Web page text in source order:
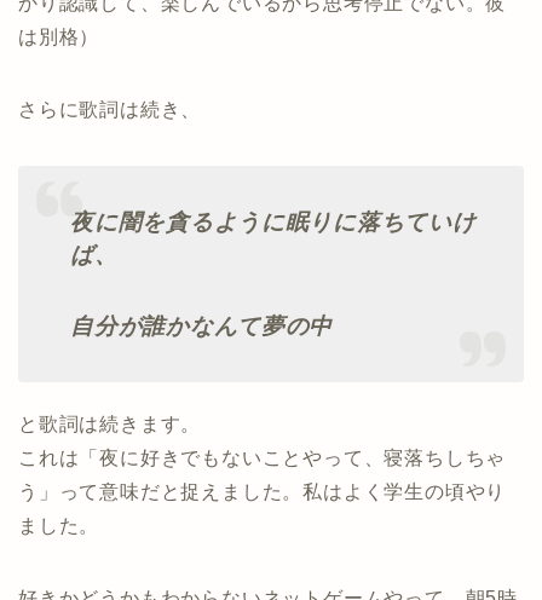
は別格）
さらに歌詞は続き、
夜に闇を貪るように眠りに落ちていけ
ば、
自分が誰かなんて夢の中
と歌詞は続きます。
これは「夜に好きでもないことやって、寝落ちしちゃ
う」って意味だと捉えました。私はよく学生の頃やり
ました。